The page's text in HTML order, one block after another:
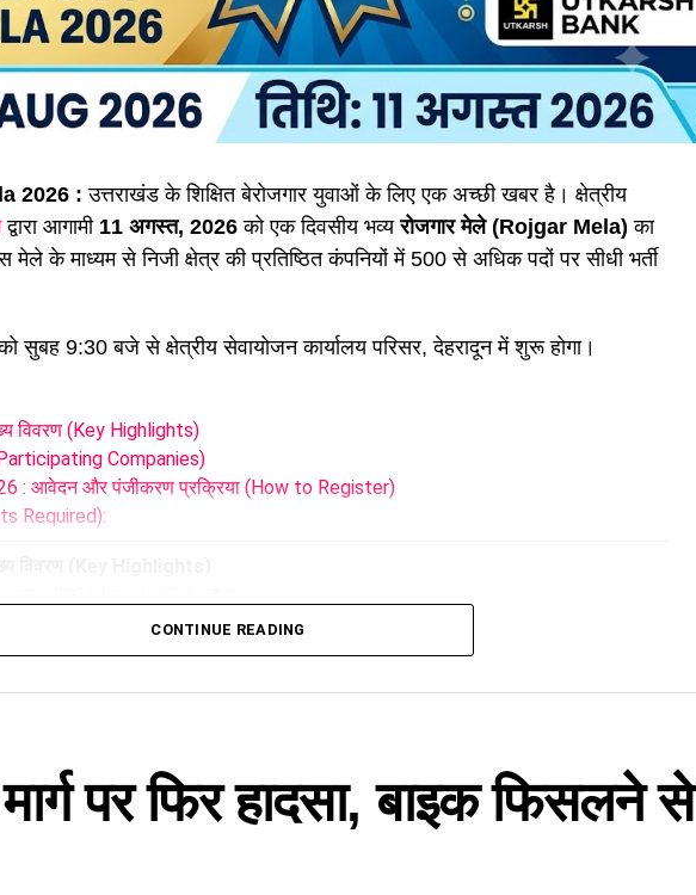
2026 :उत्तराखंड के शिक्षित बेरोजगार युवाओं के लिए एक अच्छी खबर है। क्षेत्रीय
द्वारा आगामी 11 अगस्त, 2026 को एक दिवसीय भव्यरोजगार मेले (Rojgar Mela) का
के माध्यम से निजी क्षेत्र की प्रतिष्ठित कंपनियों में 500 से अधिक पदों पर सीधी भर्ती
सुबह 9:30 बजे से क्षेत्रीय सेवायोजन कार्यालय परिसर, देहरादून में शुरू होगा।
विवरण (Key Highlights)
Companies)
: आवेदन और पंजीकरण प्रक्रिया (How to Register)
Required):
घट या बढ़ सकते हैं)
Companies)
की कई नामी कंपनियां अभ्यर्थियों का साक्षात्कार लेने आ रही हैं, जिनमें प्रमुख हैं:
CONTINUE READING
पर फिर हादसा, बाइक फिसलने से